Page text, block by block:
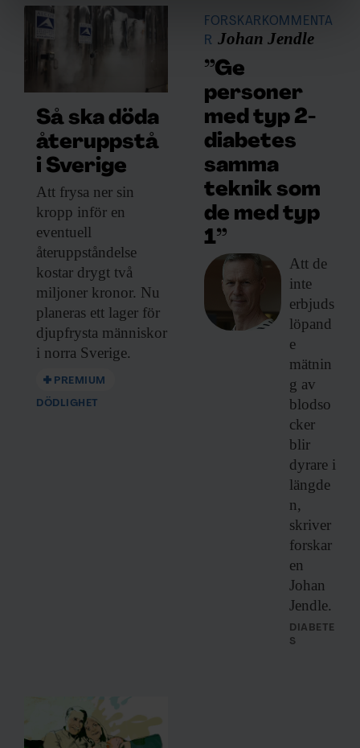
Vi använder enhetsidentifierare för att anpassa innehållet
och annonserna till användarna, tillhandahålla funktioner
för sociala medier och analysera vår trafik. Vi
vidarebefordrar även sådana identifierare och annan
information från din enhet till de sociala medier och
annons- och analysföretag som vi samarbetar med.
Dessa kan i sin tur kombinera informationen med annan
information som du har tillhandahållit eller som de har
samlat in när du har använt deras tjänster.
Så ska döda
återuppstå
i Sverige
Att frysa ner sin
kropp inför en
eventuell
återuppståndelse
kostar drygt två
miljoner kronor. Nu
planeras ett lager för
djupfrysta människor
i norra Sverige.
PREMIUM
DÖDLIGHET
FORSKARKOMMENTA
R Johan Jendle
”Ge
personer
med typ 2-
diabetes
samma
teknik som
de med typ
1”
Att de
inte
erbjuds
löpand
e
mätnin
g av
blodso
cker
blir
dyrare i
längde
n,
skriver
forskar
en
Johan
Jendle.
DIABETE
S